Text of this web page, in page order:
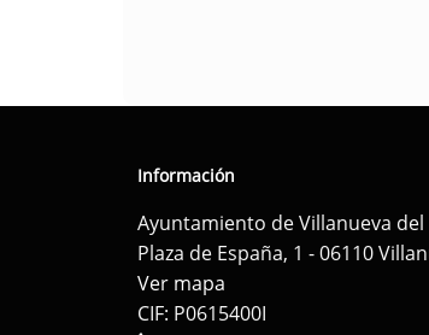
Información
Ayuntamiento de Villanueva del
Plaza de España, 1 - 06110
Ver mapa
CIF: P0615400I